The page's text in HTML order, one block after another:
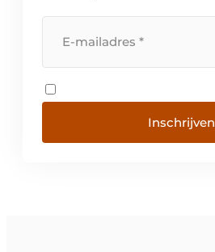
Inschrijven